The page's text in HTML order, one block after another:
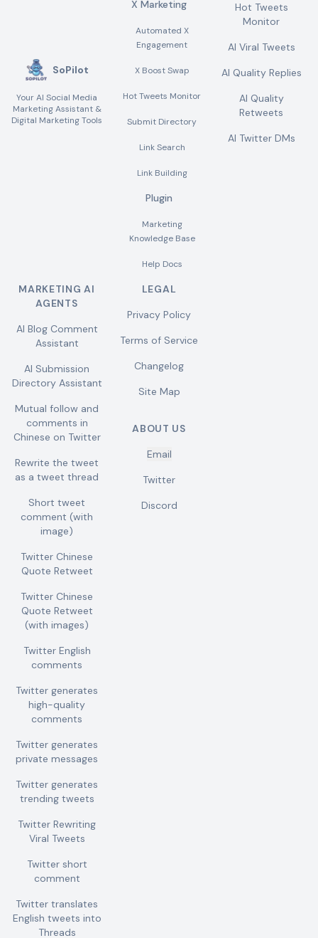
SoPilot
Your AI Social Media
Marketing Assistant &
Digital Marketing Tools
X Marketing
Automated X
Engagement
X Boost Swap
Hot Tweets Monitor
Submit Directory
Link Search
Link Building
Plugin
Marketing
Knowledge Base
Help Docs
Hot Tweets
Monitor
AI Viral Tweets
AI Quality Replies
AI Quality
Retweets
AI Twitter DMs
MARKETING AI
AGENTS
AI Blog Comment
Assistant
AI Submission
Directory Assistant
Mutual follow and
comments in
Chinese on Twitter
Rewrite the tweet
as a tweet thread
Short tweet
comment (with
image)
Twitter Chinese
Quote Retweet
Twitter Chinese
Quote Retweet
(with images)
Twitter English
comments
Twitter generates
high-quality
comments
Twitter generates
private messages
Twitter generates
trending tweets
Twitter Rewriting
Viral Tweets
Twitter short
comment
Twitter translates
English tweets into
Threads
LEGAL
Privacy Policy
Terms of Service
Changelog
Site Map
ABOUT US
Email
Twitter
Discord